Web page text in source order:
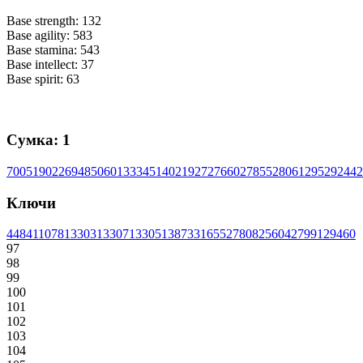
Base strength: 132
Base agility: 583
Base stamina: 543
Base intellect: 37
Base spirit: 63
Сумка: 1
7005190226948506013334514021927276602785528061 29529
Ключи
4484110781330313307133051387331655278082560427991 29460
97
98
99
100
101
102
103
104